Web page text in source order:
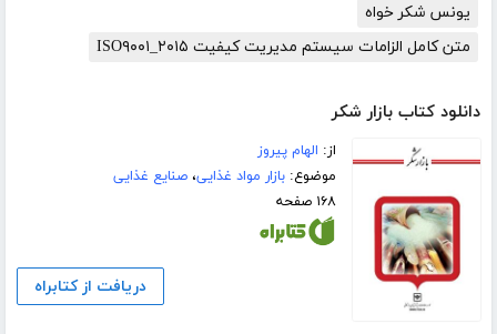
یونس شکر خواه
متن کامل الزامات سیستم مدیریت کیفیت ISO۹۰۰۱_۲۰۱۵
دانلود کتاب بازار شکر
از: الهام پیروز
موضوع:بازار مواد غذایی،صنایع غذایی
۱۶۸ صفحه
دریافت از کتابراه